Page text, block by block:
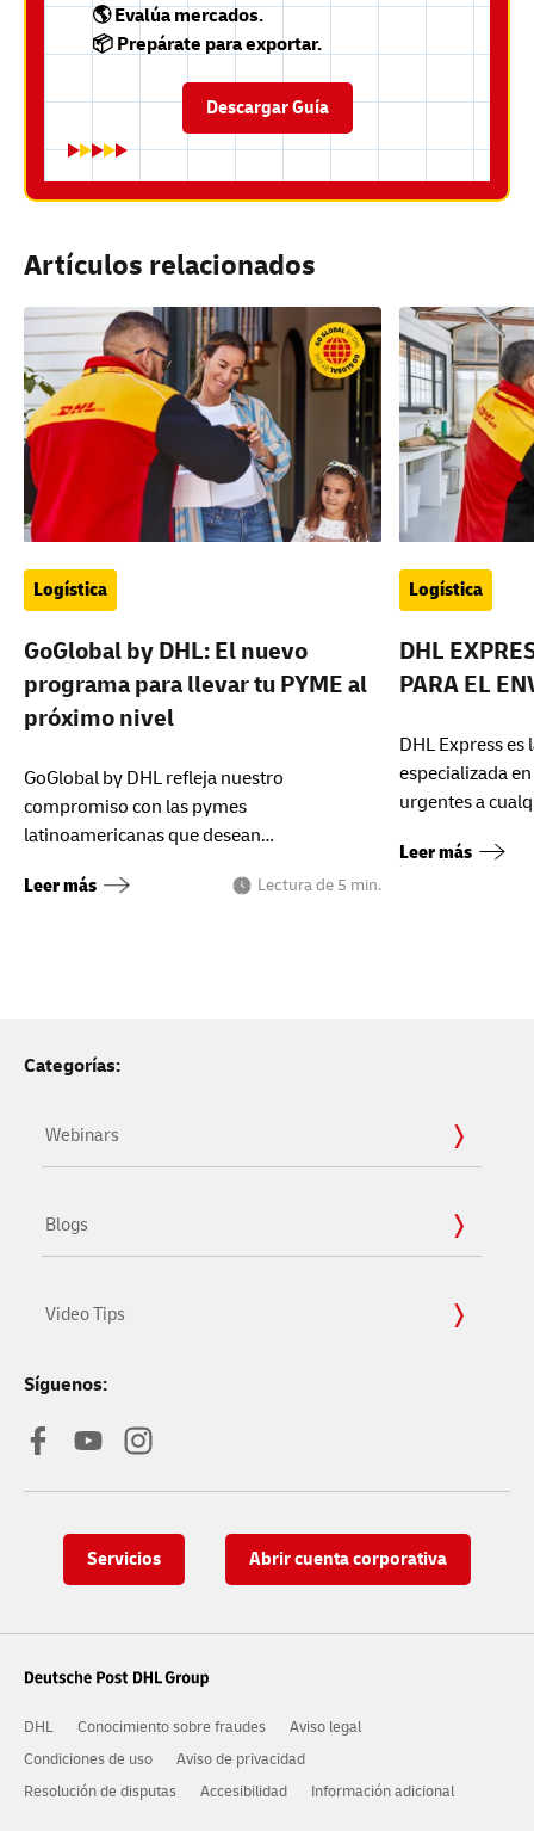
🌎 Evalúa mercados.
📦 Prepárate para exportar.
Descargar Guía
Artículos relacionados
Logística
GoGlobal by DHL: El nuevo
programa para llevar tu PYME al
próximo nivel
GoGlobal by DHL refleja nuestro
compromiso con las pymes
latinoamericanas que desean
de un socio logístico integral.
Leer más Lectura de 5 min.
Logística
DHL
PARA EL
DHL Express es
especializada
urgentes a
Leer más
Categorías:
Webinars
Blogs
Video Tips
Síguenos:
Servicios Abrir cuenta corporativa
DHL Conocimiento sobre fraudes
Aviso legal
Condiciones de uso
Aviso de privacidad
Resolución de disputas
Accesibilidad Información adicional